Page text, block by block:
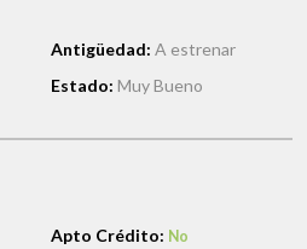
Antigüedad: A estrenar
Estado: Muy Bueno
Apto Crédito: No